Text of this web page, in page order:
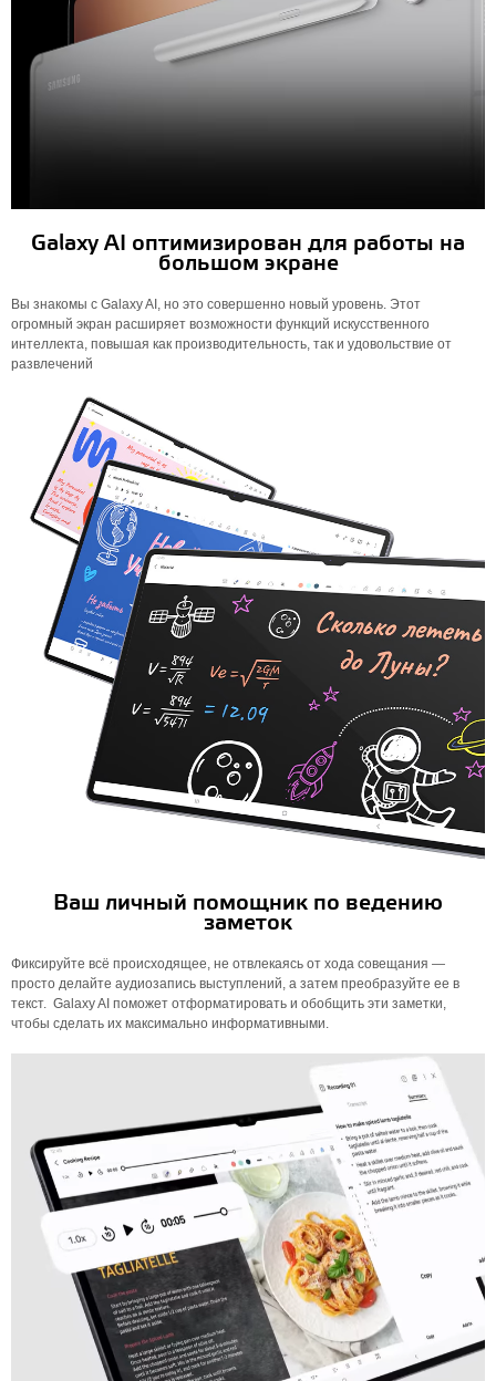
Galaxy AI оптимизирован для работы на
большом экране
Вы знакомы с Galaxy AI, но это совершенно новый уровень. Этот
огромный экран расширяет возможности функций искусственного
интеллекта, повышая как производительность, так и удовольствие от
развлечений
Ваш личный помощник по ведению
заметок
Фиксируйте всё происходящее, не отвлекаясь от хода совещания —
просто делайте аудиозапись выступлений, а затем преобразуйте ее в
текст. Galaxy AI поможет отформатировать и обобщить эти заметки,
чтобы сделать их максимально информативными.